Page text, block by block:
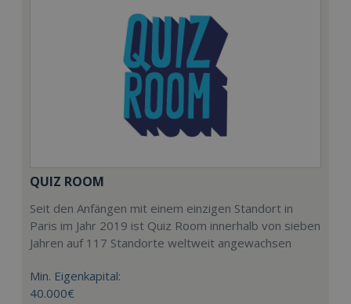
QUIZ ROOM
Seit den Anfängen mit einem einzigen Standort in
Paris im Jahr 2019 ist Quiz Room innerhalb von sieben
Jahren auf 117 Standorte weltweit angewachsen
Min. Eigenkapital:
40.000€